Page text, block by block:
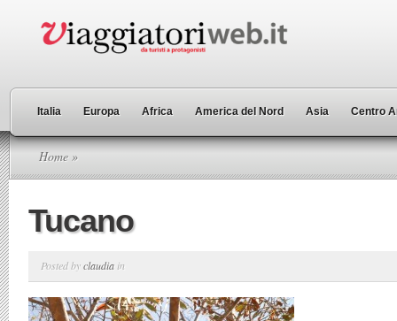
Italia Europa Africa America del Nord Asia Centro
Home »
Tucano
Posted byclaudia in